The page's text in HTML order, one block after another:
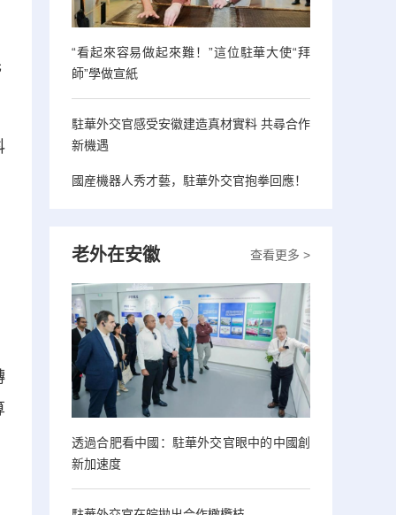
“看起來容易做起來難！”這位駐華大使“拜
師”學做宣紙
駐華外交官感受安徽建造真材實料 共尋合作
新機遇
國産機器人秀才藝，駐華外交官抱拳回應！
查看更多 >
老外在安徽
透過合肥看中國：駐華外交官眼中的中國創
新加速度